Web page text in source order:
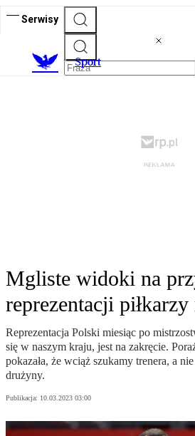
Serwisy
Sport
Mgliste widoki na
reprezentacji piłkarzy
Reprezentacja Polski miesiąc po
się w naszym kraju, jest na zakręcie.
pokazała, że wciąż szukamy trenera, a
drużyny.
Publikacja: 10.03.2023 03:00